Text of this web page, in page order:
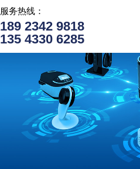
服务热线：
189 2342 9818
135 4330 6285